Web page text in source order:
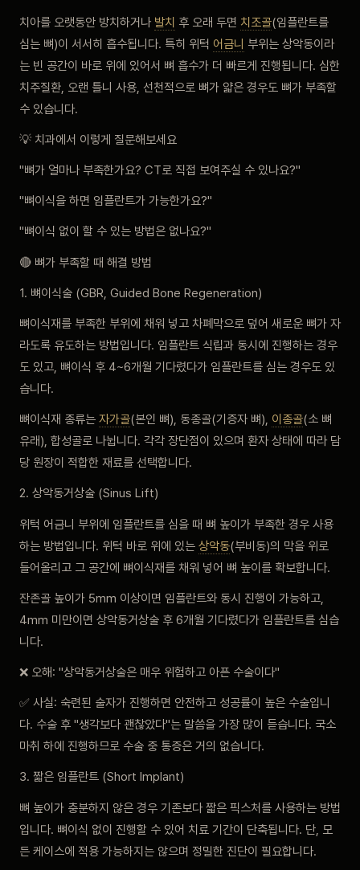
치아를 오랫동안 방치하거나 발치 후 오래 두면 치조골(임플란트를
심는 뼈)이 서서히 흡수됩니다. 특히 위턱 어금니 부위는 상악동이라
는 빈 공간이 바로 위에 있어서 뼈 흡수가 더 빠르게 진행됩니다. 심한
치주질환, 오랜 틀니 사용, 선천적으로 뼈가 얇은 경우도 뼈가 부족할
수 있습니다.
💡 치과에서 이렇게 질문해보세요
"뼈가 얼마나 부족한가요? CT로 직접 보여주실 수 있나요?"
"뼈이식을 하면 임플란트가 가능한가요?"
"뼈이식 없이 할 수 있는 방법은 없나요?"
🔴 뼈가 부족할 때 해결 방법
1. 뼈이식술 (GBR, Guided Bone Regeneration)
뼈이식재를 부족한 부위에 채워 넣고 차폐막으로 덮어 새로운 뼈가 자
라도록 유도하는 방법입니다. 임플란트 식립과 동시에 진행하는 경우
도 있고, 뼈이식 후 4~6개월 기다렸다가 임플란트를 심는 경우도 있
습니다.
뼈이식재 종류는 자가골(본인 뼈), 동종골(기증자 뼈), 이종골(소 뼈
유래), 합성골로 나뉩니다. 각각 장단점이 있으며 환자 상태에 따라 담
당 원장이 적합한 재료를 선택합니다.
2. 상악동거상술 (Sinus Lift)
위턱 어금니 부위에 임플란트를 심을 때 뼈 높이가 부족한 경우 사용
하는 방법입니다. 위턱 바로 위에 있는 상악동(부비동)의 막을 위로
들어올리고 그 공간에 뼈이식재를 채워 넣어 뼈 높이를 확보합니다.
잔존골 높이가 5mm 이상이면 임플란트와 동시 진행이 가능하고,
4mm 미만이면 상악동거상술 후 6개월 기다렸다가 임플란트를 심습
니다.
❌ 오해: "상악동거상술은 매우 위험하고 아픈 수술이다"
✅ 사실: 숙련된 술자가 진행하면 안전하고 성공률이 높은 수술입니
다. 수술 후 "생각보다 괜찮았다"는 말씀을 가장 많이 듣습니다. 국소
마취 하에 진행하므로 수술 중 통증은 거의 없습니다.
3. 짧은 임플란트 (Short Implant)
뼈 높이가 충분하지 않은 경우 기존보다 짧은 픽스처를 사용하는 방법
입니다. 뼈이식 없이 진행할 수 있어 치료 기간이 단축됩니다. 단, 모
든 케이스에 적용 가능하지는 않으며 정밀한 진단이 필요합니다.